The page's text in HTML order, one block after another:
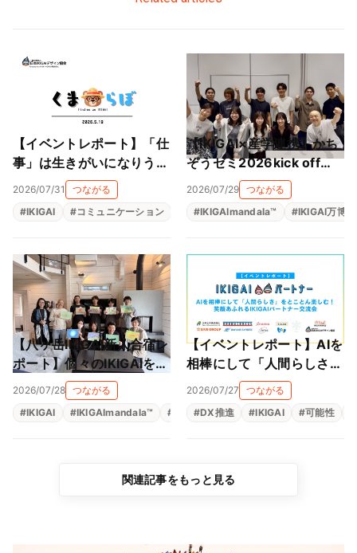
【イベントレポート】「仕
事」は生きがいになりうる
のか──くまらぼ IKIGAI研
究会・5月の夜の対話
2026/07/31
つながる
#IKIGAI #コミュニケーション 共創コミュニティ 生きがい
【IKIGAI×産学連携】かち
ぞうゼミ2026kick off
は、近畿大学 横山ゼミと
マッチングで事業がスター
ト！！
2026/07/29 つながる
#IKIGAImandala™ #IKIGAI万博
【八ヶ岳IKIGAI新人合宿レ
ポート】個々のIKIGAIを、
会社のパーパスとつなぐ。
仲間とともに、自分の軸に
出会った2日間
2026/07/28 つながる
#IKIGAI #IKIGAImandala™ # 人材育成 #存在意義 生きがい
【イベントレポート】AIを
相棒にして「人間らしさ」
をとことん楽しむ！笑顔あ
ふれるIKIGAIパートナー交
流会
2026/07/27
つながる
#DX推進 #IKIGAI #可能性
関連記事をもっと見る